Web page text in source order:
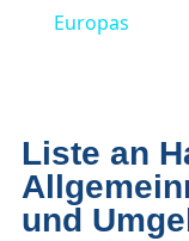
Europas
Liste an
und